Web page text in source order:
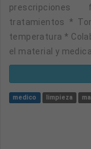
prescripciones
tratamientos *
temperatura *
el material y
medico limpieza